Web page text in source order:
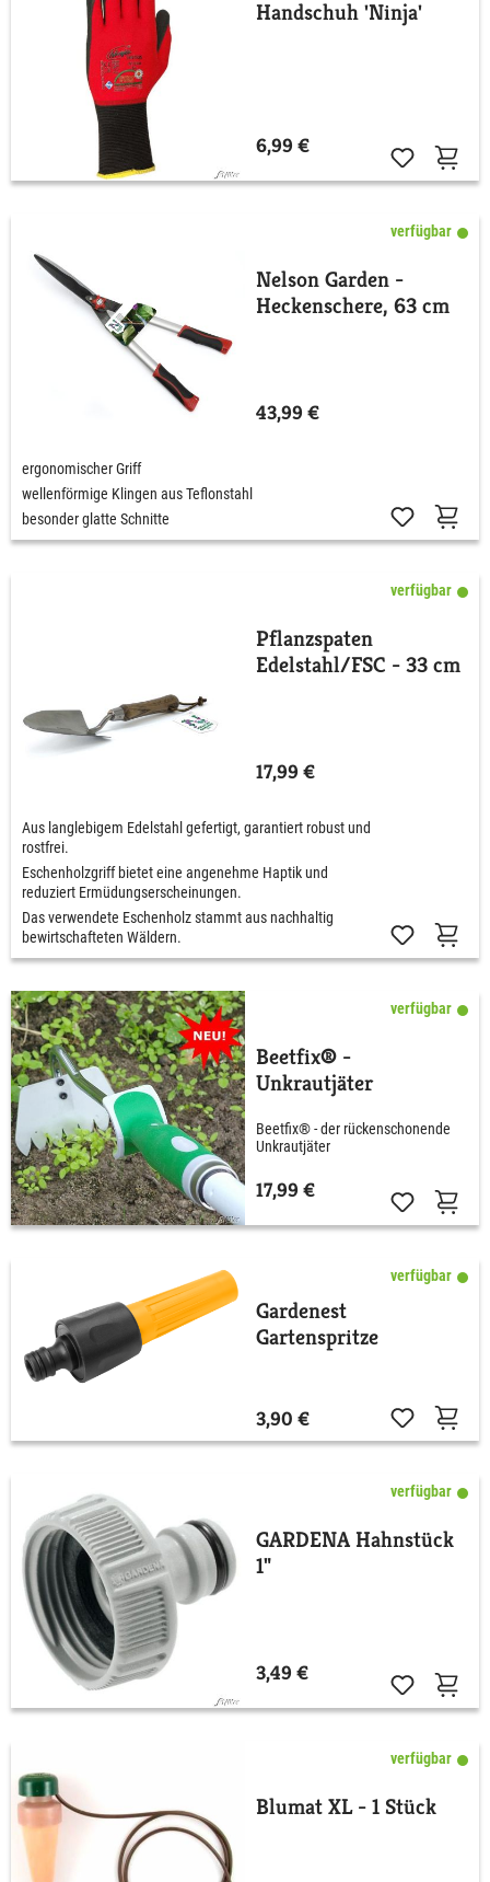
Handschuh 'Ninja'
6,99 €
verfügbar
Nelson Garden -
Heckenschere, 63 cm
43,99 €
ergonomischer Griff
wellenförmige Klingen aus Teflonstahl
besonder glatte Schnitte
verfügbar
Pflanzspaten
Edelstahl/FSC - 33 cm
17,99 €
Aus langlebigem Edelstahl gefertigt, garantiert robust und
rostfrei.
Eschenholzgriff bietet eine angenehme Haptik und
reduziert Ermüdungserscheinungen.
Das verwendete Eschenholz stammt aus nachhaltig
bewirtschafteten Wäldern.
verfügbar
Beetfix® -
Unkrautjäter
Beetfix® - der rückenschonende
Unkrautjäter
17,99 €
verfügbar
Gardenest
Gartenspritze
3,90 €
verfügbar
GARDENA Hahnstück
1"
3,49 €
verfügbar
Blumat XL - 1 Stück